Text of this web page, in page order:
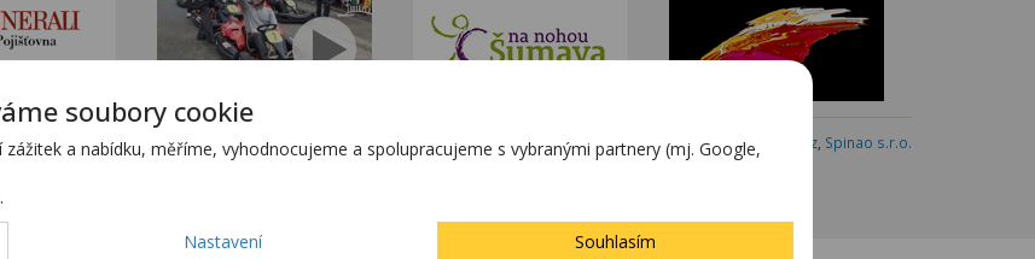
KTMwww.stanekmoto.cz
zadání.
Webdesign:Blovský.cz Spinao s.r.o.
soubory cookie
a nabídku, měříme, vyhodnocujeme a spolupracujeme s vybranými partnery (mj. Google,
Nastavení Souhlasím